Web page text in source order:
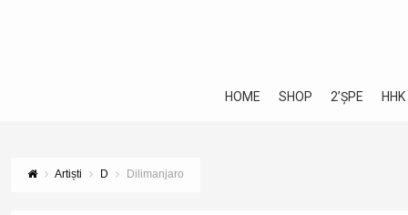
HOME SHOP 2’ȘPE
Artiști D Dilimanjaro